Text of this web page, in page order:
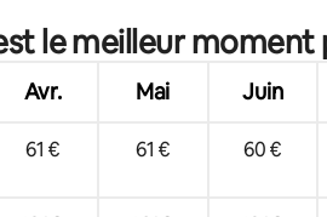
le meilleur moment
Avr. Mai Juin
61 € 61 € 60 €